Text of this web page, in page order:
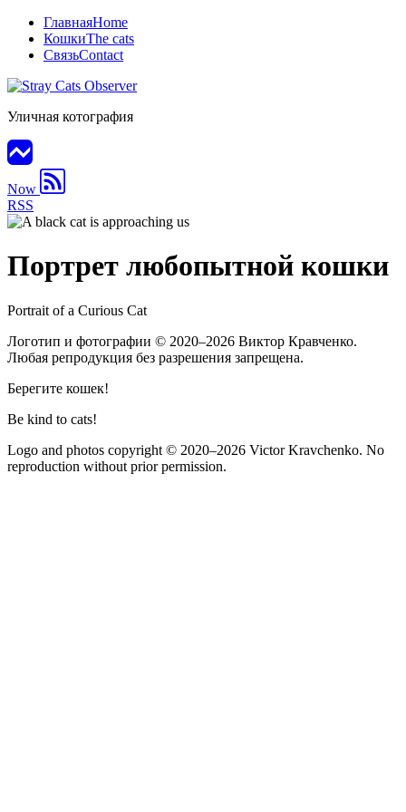
ГлавнаяHome
КошкиThe cats
СвязьContact
Уличная котография
Now
RSS
Портрет любопытной кошки
Portrait of a Curious Cat
Логотип и фотографии © 2020–2026 Виктор Кравченко.
Любая репродукция без разрешения запрещена.
Берегите кошек!
Be kind to cats!
Logo and photos copyright © 2020–2026 Victor Kravchenko. No
reproduction without prior permission.